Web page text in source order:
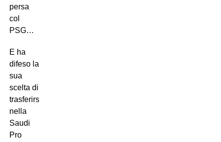
persa
col
PSG…
E ha
difeso la
sua
scelta di
trasferirsi
nella
Saudi
Pro